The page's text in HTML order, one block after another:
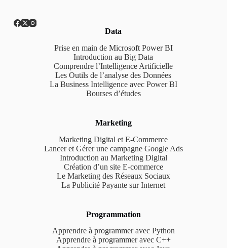
Data
Prise en main de Microsoft Power BI
Introduction au Big Data
Comprendre l’Intelligence Artificielle
Les Outils de l’analyse des Données
La Business Intelligence avec Power BI
Bourses d’études
Marketing
Marketing Digital et E-Commerce
Lancer et Gérer une campagne Google Ads
Introduction au Marketing Digital
Création d’un site E-commerce
Le Marketing des Réseaux Sociaux
La Publicité Payante sur Internet
Programmation
Apprendre à programmer avec Python
Apprendre à programmer avec C++